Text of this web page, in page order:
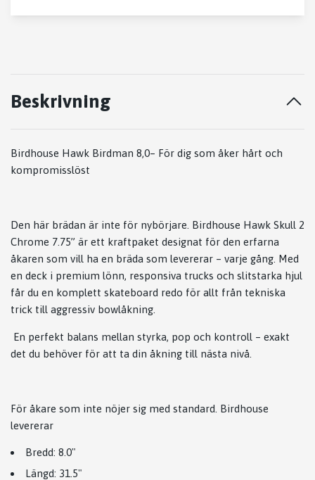
Beskrivning
Birdhouse Hawk Birdman 8,0– För dig som åker hårt och
kompromisslöst
Den här brädan är inte för nybörjare. Birdhouse Hawk Skull 2
Chrome 7.75” är ett kraftpaket designat för den erfarna
åkaren som vill ha en bräda som levererar – varje gång. Med
en deck i premium lönn, responsiva trucks och slitstarka hjul
får du en komplett skateboard redo för allt från tekniska
trick till aggressiv bowlåkning.
En perfekt balans mellan styrka, pop och kontroll – exakt
det du behöver för att ta din åkning till nästa nivå.
För åkare som inte nöjer sig med standard. Birdhouse
levererar
Bredd: 8.0"
Längd: 31.5"